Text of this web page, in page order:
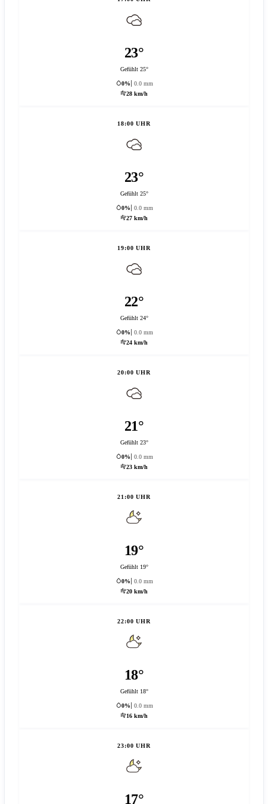
23°
Gefühlt 25°
0%
0.0 mm
28 km/h
18:00 UHR
23°
Gefühlt 25°
0%
0.0 mm
27 km/h
19:00 UHR
22°
Gefühlt 24°
0%
0.0 mm
24 km/h
20:00 UHR
21°
Gefühlt 23°
0%
0.0 mm
23 km/h
21:00 UHR
19°
Gefühlt 19°
0%
0.0 mm
20 km/h
22:00 UHR
18°
Gefühlt 18°
0%
0.0 mm
16 km/h
23:00 UHR
17°